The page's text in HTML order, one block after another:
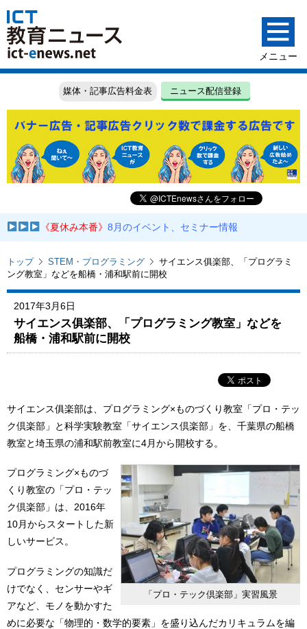
媒体・記事広告料金表 ニュース配信登録
《夏休み本番》8月のイベント、セミナー情報
トップ STEM・プログラミング
サイエンス俱楽部、「プログラミ
ング教室」などを船橋・浦和駅前に開校
2017年3月6日
サイエンス俱楽部、「プログラミング教室」などを
船橋・浦和駅前に開校
サイエンス俱楽部は、プログラミング×ものづくり教室「プロ・テッ
ク倶楽部」と科学実験教室「サイエンス倶楽部」を、千葉県の船橋
教室と埼玉県の浦和駅前教室に4月から開校する。
「プロ・テック倶楽部」実習風景
プログラミング×ものづ
くり教室の「プロ・テッ
ク倶楽部」は、2016年
10月からスタートした新
しいサービス。
プログラミングの知識だ
けでなく、センサーやギ
アなど、モノを動かすた
めに必要な「物理的・数学的要素」を盛り込んだカリキュラムを編